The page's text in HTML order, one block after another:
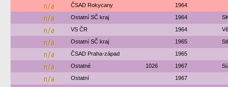
n/a ČSAD Rokycany 1964
n/a Ostatní SČ kraj 1964
n/a VS ČR 1964
n/a Ostatní SČ kraj 1965
n/a ČSAD Praha-západ 1965
n/a Ostatné 1026 1967
n/a Ostatní 1967